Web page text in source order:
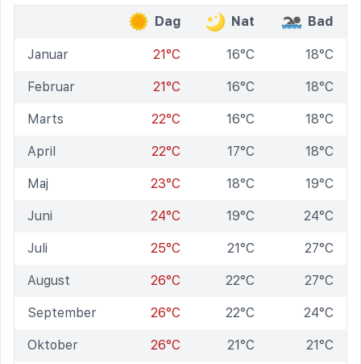
Dag
Nat Bad
Januar 21°C 16°C 18°C
Februar 21°C 16°C 18°C
Marts 22°C 16°C 18°C
April 22°C 17°C 18°C
Maj 23°C 18°C 19°C
Juni 24°C 19°C 24°C
Juli 25°C 21°C 27°C
August 26°C 22°C 27°C
September 26°C 22°C 24°C
Oktober 26°C 21°C 21°C